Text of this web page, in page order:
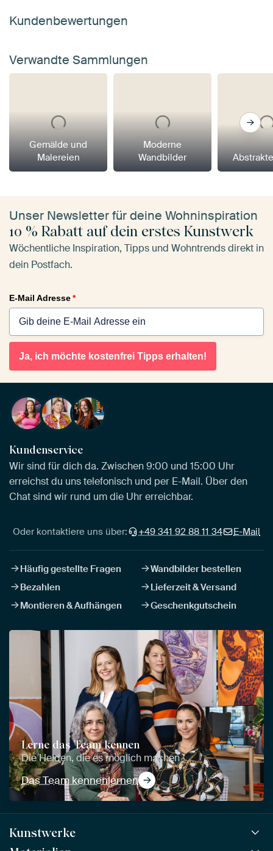
Kundenbewertungen
Verwandte Sammlungen
Gemälde und
Malereien
Moderne
Wandbilder
Unser Newsletter für deine Wohninspiration
10 % Rabatt auf dein erstes Kunstwerk
Wöchentliche Inspiration, Tipps und Wohntrends direkt in
dein Postfach.
E-Mail Adresse*
Ja, ich möchte kostenfrei Tipps erhalten!
Kundenservice
Wir sind für dich da. Zwischen 9:00 und 15:00 Uhr
erreichst du uns telefonisch und per E-Mail. Über den
Chat sind wir rund um die Uhr erreichbar.
Oder kontaktiere uns über: +49 341 92 88 11 34 E-Mail
Häufig gestellte Fragen
Wandbilder bestellen
Bezahlen
Lieferzeit & Versand
Montieren & Aufhängen
Geschenkgutschein
Lerne das Team kennen
Die Helden, die es möglich machen
Das Team kennenlernen
Kunstwerke